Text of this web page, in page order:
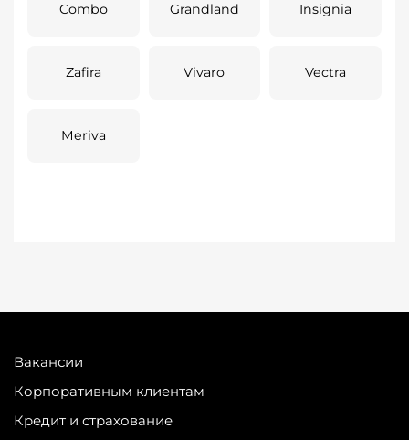
Combo Grandland Insignia
Zafira Vivaro Vectra
Meriva
Вакансии
Корпоративным клиентам
Кредит и страхование